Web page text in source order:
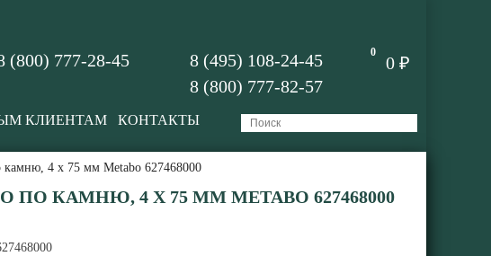
0
0 ₽
8 (495) 108-24-45
8 (800) 777-82-57
(800) 777-28-45
КЛИЕНТАМ КОНТАКТЫ
камню, 4 х 75 мм Metabo 627468000
ПО КАМНЮ, 4 Х 75 ММ METABO 627468000